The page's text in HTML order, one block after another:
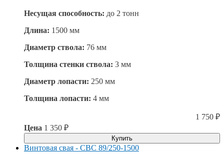
Несущая способность: до 2 тонн
Длина: 1500 мм
Диаметр ствола: 76 мм
Толщина стенки ствола: 3 мм
Диаметр лопасти: 250 мм
Толщина лопасти: 4 мм
1 750 ₽
Цена 1 350 ₽
Купить
Винтовая свая - СВС 89/250-1500